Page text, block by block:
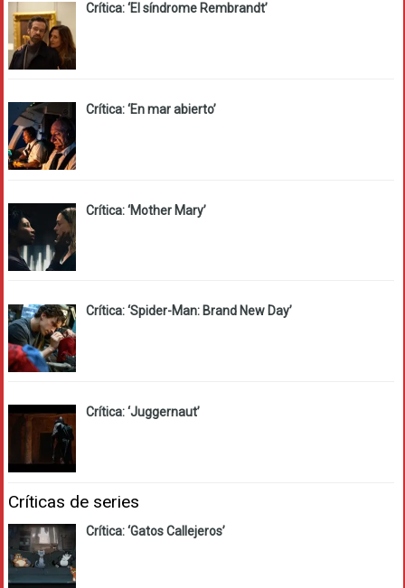
Crítica: ‘El síndrome Rembrandt’
Crítica: ‘En mar abierto’
Crítica: ‘Mother Mary’
Crítica: ‘Spider-Man: Brand New Day’
Crítica: ‘Juggernaut’
Críticas de series
Crítica: ‘Gatos Callejeros’